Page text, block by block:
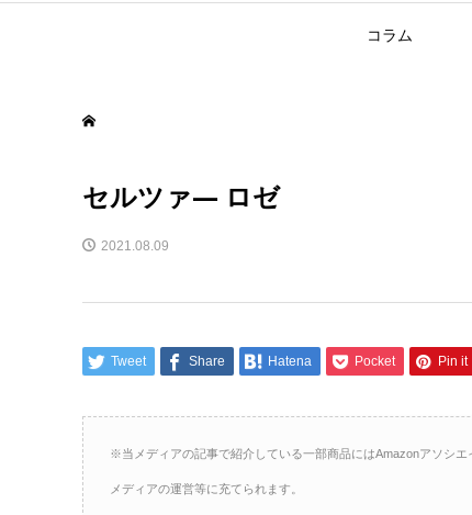
コラム
セルツァ― ロゼ
2021.08.09
Tweet Share Hatena Pocket Pin it
※当メディアの記事で紹介している一部商品にはAmazonアソシ
メディアの運営等に充てられます。